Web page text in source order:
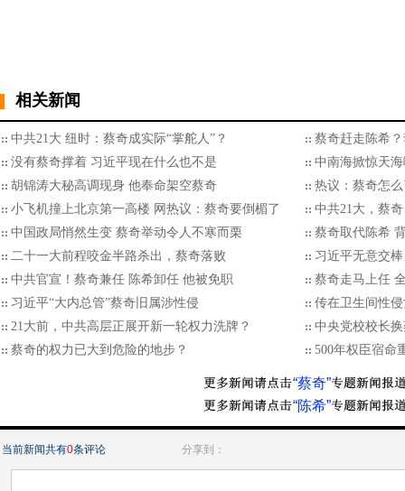
相关新闻
中共21大 纽时：蔡奇成实际“掌舵人”？
蔡奇赶走陈希
没有蔡奇撑着 习近平现在什么也不是
中南海掀惊天
胡锦涛大秘高调现身 他奉命架空蔡奇
热议：蔡奇怎
小飞机撞上北京第一高楼 网热议：蔡奇要倒楣了
中共21大，蔡
中国政局悄然生变 蔡奇举动令人不寒而栗
蔡奇取代陈希
二十一大前程咬金半路杀出，蔡奇落败
习近平无意交
中共官宣！蔡奇兼任 陈希卸任 他被免职
蔡奇走马上任
习近平“大内总管”蔡奇旧属涉性侵
传在卫生间性
21大前，中共高层正展开新一轮权力洗牌？
中央党校校长
蔡奇的权力已大到危险的地步？
500年权臣宿命
“蔡奇”
“陈希”
当前新闻共有0条评论 分享到：